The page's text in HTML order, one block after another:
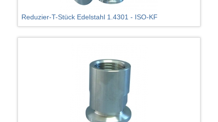
Reduzier-T-Stück Edelstahl 1.4301 - ISO-KF